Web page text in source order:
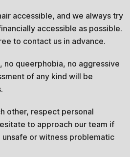
accessible, and we always try
accessible as possible.
to contact us in advance.
no queerphobia, no aggressive
of any kind will be
other, respect personal
to approach our team if
or witness problematic